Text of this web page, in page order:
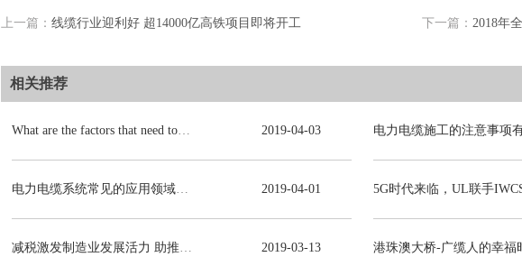
上一篇： 线缆行业迎利好 超14000亿高铁项目即将开工 下一篇： 2018年
相关推荐
What are the factors that need to be consulted in choosing power cables? 2019-04-03
电力电缆系统常见的应用领域有哪些？ 2019-04-01
减税激发制造业发展活力 助推线缆行业高质量发展 2019-03-13 港珠澳大桥-广缆人的幸福